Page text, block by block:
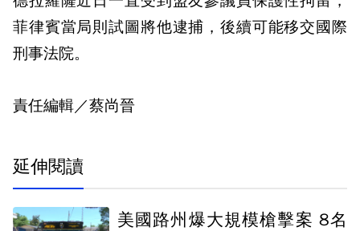
菲律賓當局則試圖將他逮捕，後續可能移交國際
刑事法院。
責任編輯／蔡尚晉
延伸閱讀
美國路州爆大規模槍擊案 8名